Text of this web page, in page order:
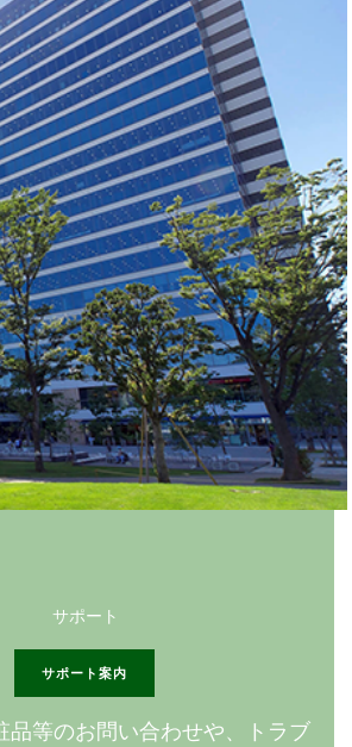
サポート
サポート案内
品等のお問い合わせや、トラブ